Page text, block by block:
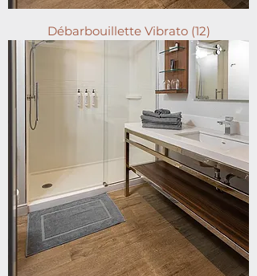
Débarbouillette Vibrato (12)